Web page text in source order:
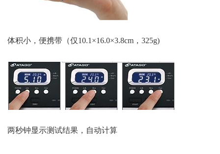
体积小，便携带（仅10.1×16.0×3.8cm，325g)
两秒钟显示测试结果，自动计算